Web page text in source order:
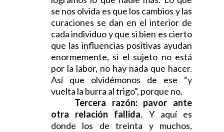
se nos olvida es que los cambios y las
curaciones se dan en el interior de
cada individuo y que si bien es cierto
que las influencias positivas ayudan
enormemente, si el sujeto no está
por la labor, no hay nada que hacer.
Así que olvidémonos de ese “y
vuelta la burra al trigo”, porque no.
Tercera razón: pavor ante
otra relación fallida. Y aquí es
donde los de treinta y muchos,